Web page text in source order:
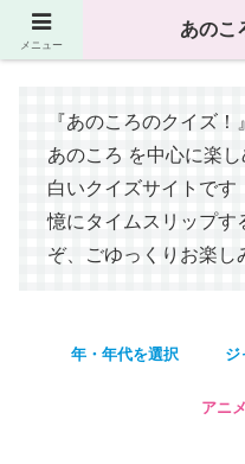
『あのころのクイズ！
あのころ を中心に楽
白いクイズサイトで
憶にタイムスリップす
ぞ、ごゆっくりお楽し
年・年代を選択 ジ
アニ
メニュー
あのこ